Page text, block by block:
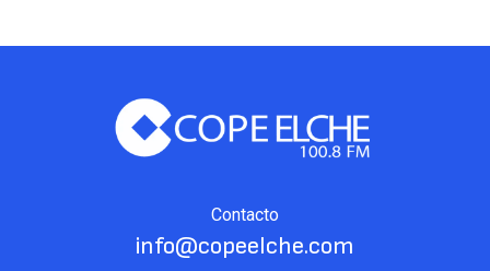
Contacto
info@copeelche.com